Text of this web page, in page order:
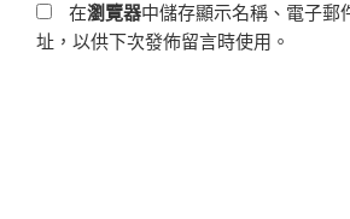
在瀏覽器中儲存顯示名稱、電子郵
址，以供下次發佈留言時使用。